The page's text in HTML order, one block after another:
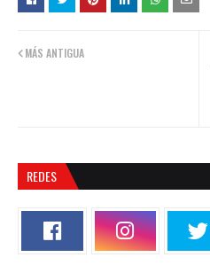
MÁS ANTIGUA
REDES